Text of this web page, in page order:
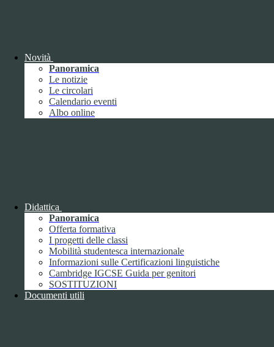
Novità
Panoramica
Le notizie
Le circolari
Calendario eventi
Albo online
Didattica
Panoramica
Offerta formativa
I progetti delle classi
Mobilità studentesca internazionale
Informazioni sulle Certificazioni linguistiche
Cambridge IGCSE Guida per genitori
SOSTITUZIONI
Documenti utili
Maggio1
Giugno
Luglio
Agosto
Settembre
Ottobre
2018
Gennaio
Febbraio
Marzo
Aprile
Maggio2
Giugno